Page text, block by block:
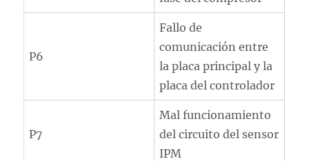
P6
Fallo de
comunicación entre
la placa principal y la
placa del controlador
P7
Mal funcionamiento
del circuito del sensor
IPM